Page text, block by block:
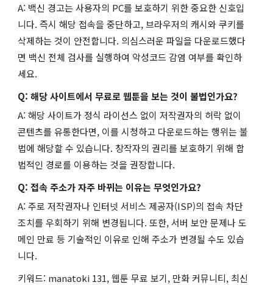
A: 백신 경고는 사용자의 PC를 보호하기 위한 중요한 신호입
니다. 즉시 해당 접속을 중단하고, 브라우저의 캐시와 쿠키를
삭제하는 것이 안전합니다. 의심스러운 파일을 다운로드했다
면 백신 전체 검사를 실행하여 악성코드 감염 여부를 확인하
세요.
Q: 해당 사이트에서 무료로 웹툰을 보는 것이 불법인가요?
A: 해당 사이트가 정식 라이선스 없이 저작권자의 허락 없이
콘텐츠를 유통한다면, 이를 시청하고 다운로드하는 행위는 불
법에 해당할 수 있습니다. 창작자의 권리를 보호하기 위해 합
법적인 경로를 이용하는 것을 권장합니다.
Q: 접속 주소가 자주 바뀌는 이유는 무엇인가요?
A: 주로 저작권자나 인터넷 서비스 제공자(ISP)의 접속 차단
조치를 우회하기 위해 변경됩니다. 또한, 서버 보안 문제나 도
메인 만료 등 기술적인 이유로 인해 주소가 변경될 수도 있습
니다.
키워드: manatoki 131, 웹툰 무료 보기, 만화 커뮤니티, 최신